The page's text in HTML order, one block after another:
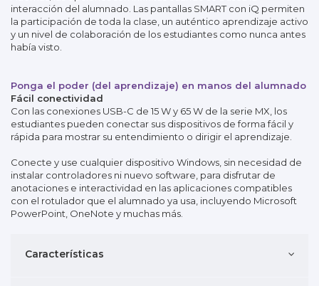
interacción del alumnado. Las pantallas SMART con iQ permiten
la participación de toda la clase, un auténtico aprendizaje activo
y un nivel de colaboración de los estudiantes como nunca antes
había visto.
Ponga el poder (del aprendizaje) en manos del alumnado
Fácil conectividad
Con las conexiones USB-C de 15 W y 65 W de la serie MX, los
estudiantes pueden conectar sus dispositivos de forma fácil y
rápida para mostrar su entendimiento o dirigir el aprendizaje.
Conecte y use cualquier dispositivo Windows, sin necesidad de
instalar controladores ni nuevo software, para disfrutar de
anotaciones e interactividad en las aplicaciones compatibles
con el rotulador que el alumnado ya usa, incluyendo Microsoft
PowerPoint, OneNote y muchas más.
Características